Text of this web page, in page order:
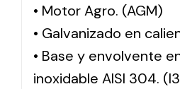
• Motor Agro. (AGM)
• Galvanizado en
• Base y envolvente
inoxidable AISI 304.